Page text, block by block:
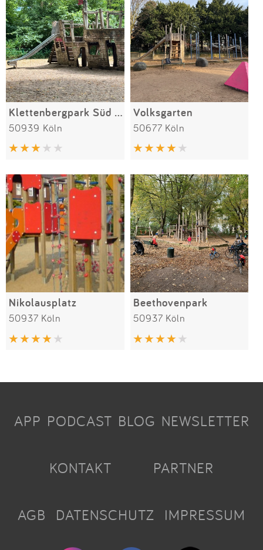
Klettenbergpark Süd / Siebengebirgsallee
50939 Köln
Volksgarten
50677 Köln
Nikolausplatz
50937 Köln
Beethovenpark
50937 Köln
APP PODCAST BLOG NEWSLETTER
KONTAKT PARTNER
AGB DATENSCHUTZ IMPRESSUM